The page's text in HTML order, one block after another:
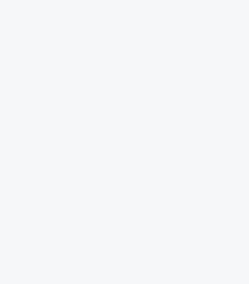
SUV - 3